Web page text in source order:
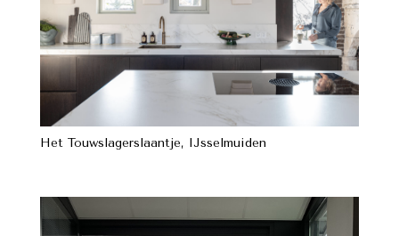
Het Touwslagerslaantje, IJsselmuiden